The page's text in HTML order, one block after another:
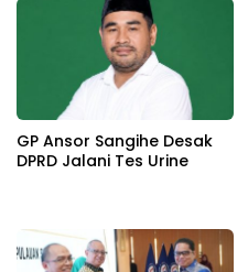
GP Ansor Sangihe Desak
DPRD Jalani Tes Urine